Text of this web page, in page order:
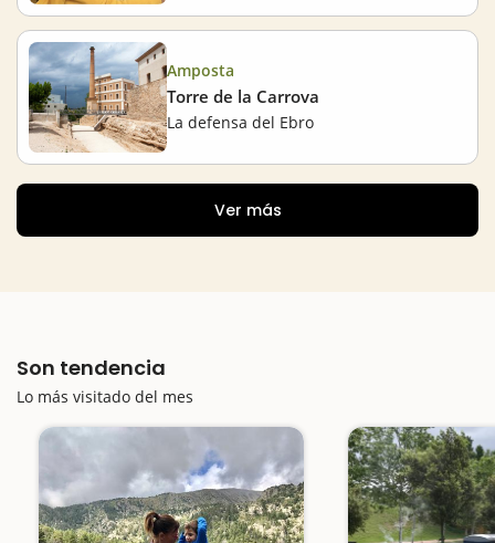
Amposta
Torre de la Carrova
La defensa del Ebro
Ver más
Son tendencia
Lo más visitado del mes